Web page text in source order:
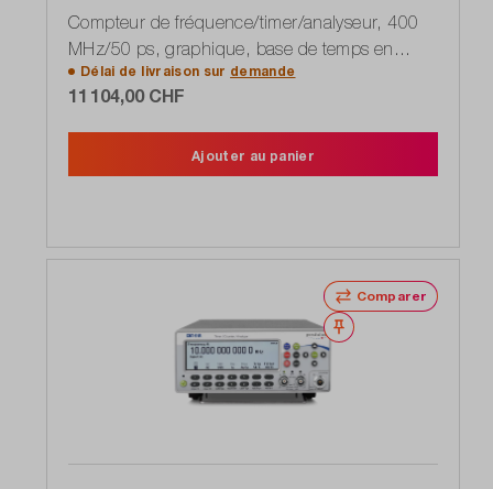
Compteur de fréquence/timer/analyseur, 400
MHz/50 ps, graphique, base de temps en
rubidium incluse
Délai de livraison sur demande
11 104,00 CHF
Ajouter au panier
Comparer
Noter